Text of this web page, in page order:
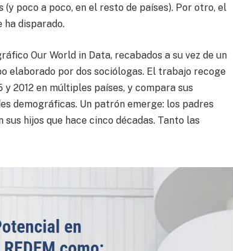
poco a poco, en el resto de países). Por otro, el
ha disparado.
Our World in Data, recabados a su vez de un
elaborado por dos sociólogas. El trabajo recoge
2012 en múltiples países, y compara sus
demográficas. Un patrón emerge: los padres
hijos que hace cinco décadas. Tanto las